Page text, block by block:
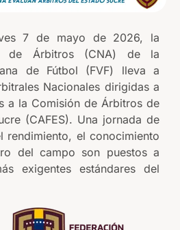
7 de mayo de 2026, la
de Árbitros (CNA) de la
de Fútbol (FVF) lleva a
Nacionales dirigidas a
a la Comisión de Árbitros de
(CAFES). Una jornada de
rendimiento, el conocimiento
del campo son puestos a
exigentes estándares del